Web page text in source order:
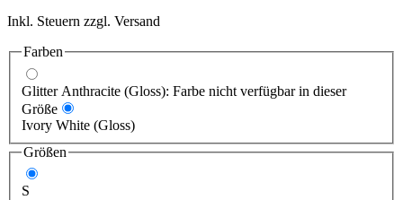
Inkl. Steuern zzgl. Versand
Farben
Glitter Anthracite (Gloss): Farbe nicht verfügbar in dieser
Größe
Ivory White (Gloss)
Größen
S